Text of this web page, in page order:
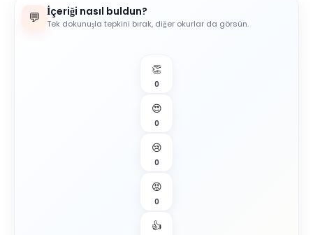
💬 İçeriği nasıl buldun?
Tek dokunuşla tepkini bırak, diğer okurlar da görsün.
👏
0
😍
0
😢
0
😡
0
👍